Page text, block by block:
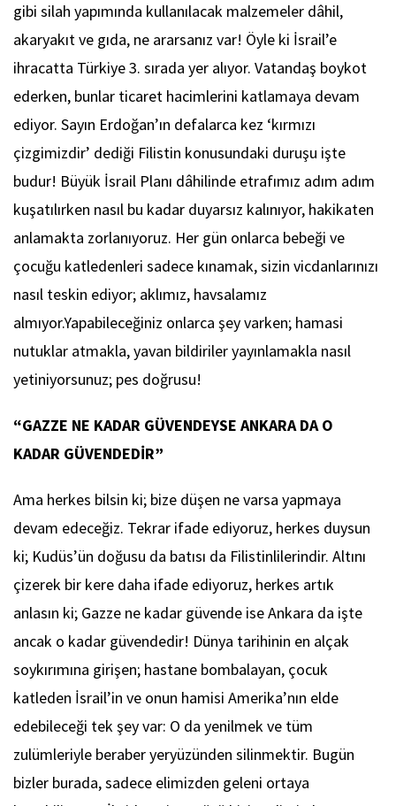
gibi silah yapımında kullanılacak malzemeler dâhil,
akaryakıt ve gıda, ne ararsanız var! Öyle ki İsrail’e
ihracatta Türkiye 3. sırada yer alıyor. Vatandaş boykot
ederken, bunlar ticaret hacimlerini katlamaya devam
ediyor. Sayın Erdoğan’ın defalarca kez ‘kırmızı
çizgimizdir’ dediği Filistin konusundaki duruşu işte
budur! Büyük İsrail Planı dâhilinde etrafımız adım adım
kuşatılırken nasıl bu kadar duyarsız kalınıyor, hakikaten
anlamakta zorlanıyoruz. Her gün onlarca bebeği ve
çocuğu katledenleri sadece kınamak, sizin vicdanlarınızı
nasıl teskin ediyor; aklımız, havsalamız
almıyor.Yapabileceğiniz onlarca şey varken; hamasi
nutuklar atmakla, yavan bildiriler yayınlamakla nasıl
yetiniyorsunuz; pes doğrusu!
“GAZZE NE KADAR GÜVENDEYSE ANKARA DA O
KADAR GÜVENDEDİR”
Ama herkes bilsin ki; bize düşen ne varsa yapmaya
devam edeceğiz. Tekrar ifade ediyoruz, herkes duysun
ki; Kudüs’ün doğusu da batısı da Filistinlilerindir. Altını
çizerek bir kere daha ifade ediyoruz, herkes artık
anlasın ki; Gazze ne kadar güvende ise Ankara da işte
ancak o kadar güvendedir! Dünya tarihinin en alçak
soykırımına girişen; hastane bombalayan, çocuk
katleden İsrail’in ve onun hamisi Amerika’nın elde
edebileceği tek şey var: O da yenilmek ve tüm
zulümleriyle beraber yeryüzünden silinmektir. Bugün
bizler burada, sadece elimizden geleni ortaya